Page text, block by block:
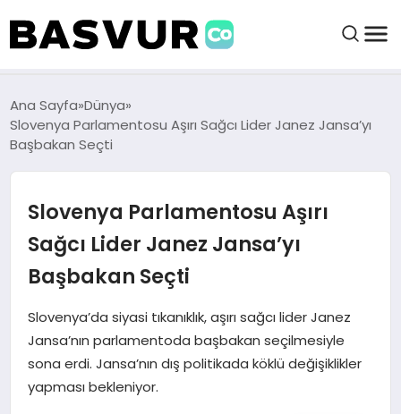
BAŞVURULAR
BAYILIKLER
HABERLER
İŞ FIKIRLERI
KRIPTO HABER
Ana Sayfa Dünya
Slovenya Parlamentosu Aşırı Sağcı Lider Janez Jansa’yı
Başbakan Seçti
Slovenya Parlamentosu Aşırı
Sağcı Lider Janez Jansa’yı
Başbakan Seçti
Slovenya’da siyasi tıkanıklık, aşırı sağcı lider Janez
Jansa’nın parlamentoda başbakan seçilmesiyle
sona erdi. Jansa’nın dış politikada köklü değişiklikler
yapması bekleniyor.